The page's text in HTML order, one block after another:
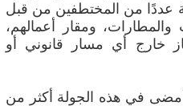
عددًا من المختطفين من قبل
ومقار أعمالهم،
خارج أي مسار قانوني أو
في هذه الجولة أكثر من